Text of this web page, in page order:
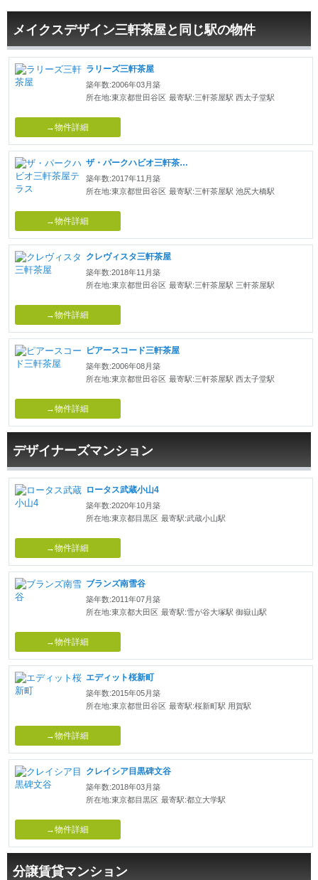
メイクスデザイン三軒茶屋と同じ駅の物件
ラリーズ三軒茶屋
築年数:2006年03月築
所在地:東京都世田谷区 最寄駅:三軒茶屋駅 西太子堂駅
→物件詳細
ザ・パークハビオ三軒茶屋テラス
築年数:2017年11月築
所在地:東京都世田谷区 最寄駅:三軒茶屋駅 池尻大橋駅
→物件詳細
クレヴィスタ三軒茶屋
築年数:2018年11月築
所在地:東京都世田谷区 最寄駅:三軒茶屋駅 三軒茶屋駅
→物件詳細
ピアースコード三軒茶屋
築年数:2006年08月築
所在地:東京都世田谷区 最寄駅:三軒茶屋駅 西太子堂駅
→物件詳細
デザイナーズマンション
ロータス武蔵小山4
築年数:2020年10月築
所在地:東京都目黒区 最寄駅:武蔵小山駅
→物件詳細
ブランズ南雪谷
築年数:2011年07月築
所在地:東京都大田区 最寄駅:雪が谷大塚駅 御嶽山駅
→物件詳細
エディット桜新町
築年数:2015年05月築
所在地:東京都世田谷区 最寄駅:桜新町駅 用賀駅
→物件詳細
クレイシア目黒碑文谷
築年数:2018年03月築
所在地:東京都目黒区 最寄駅:都立大学駅
→物件詳細
分譲賃貸マンション